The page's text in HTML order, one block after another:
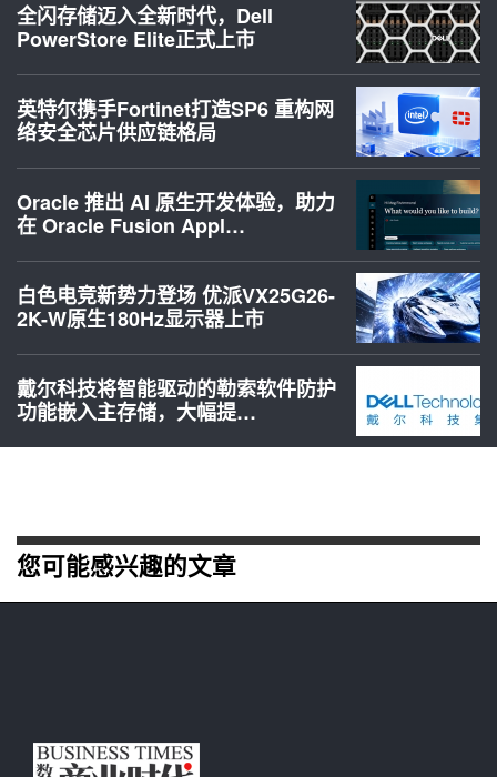
全闪存储迈入全新时代，Dell
PowerStore Elite正式上市
英特尔携手Fortinet打造SP6 重构网
络安全芯片供应链格局
Oracle 推出 AI 原生开发体验，助力
在 Oracle Fusion Appl…
白色电竞新势力登场 优派VX25G26-
2K-W原生180Hz显示器上市
戴尔科技将智能驱动的勒索软件防护
功能嵌入主存储，大幅提…
您可能感兴趣的文章